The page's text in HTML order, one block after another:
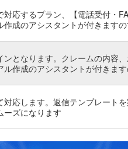
応するプラン、【電話受付・
作成のアシスタントが付きます
となります。クレームの内容
ル作成のアシスタントが付きま
対応します。返信テンプレート
ーズになります